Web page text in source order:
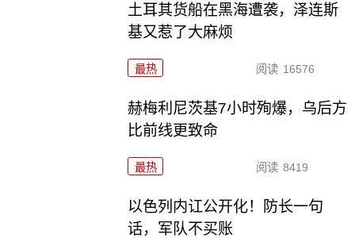
土耳其货船在黑海遭袭，泽连斯
基又惹了大麻烦
最热 阅读 16576
赫梅利尼茨基7小时殉爆，乌后方
比前线更致命
最热 阅读 8419
以色列内讧公开化！防长一句
话，军队不买账